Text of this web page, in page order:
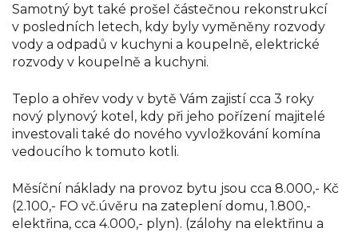
Samotný byt také prošel částečnou rekonstrukcí
v posledních letech, kdy byly vyměněny rozvody
vody a odpadů v kuchyni a koupelně, elektrické
rozvody v koupelně a kuchyni.
Teplo a ohřev vody v bytě Vám zajistí cca 3 roky
nový plynový kotel, kdy při jeho pořízení majitelé
investovali také do nového vyvložkování komína
vedoucího k tomuto kotli.
Měsíční náklady na provoz bytu jsou cca 8.000,- Kč
(2.100,- FO vč.úvěru na zateplení domu, 1.800,-
elektřina, cca 4.000,- plyn). (zálohy na elektřinu a